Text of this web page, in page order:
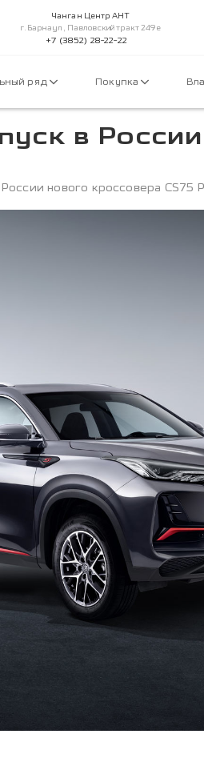
Чанган Центр АНТ
г.Барнаул, Павловский тракт 249е
+7 (3852) 28-22-22
ряд Покупка
в
нового кроссовера CS75